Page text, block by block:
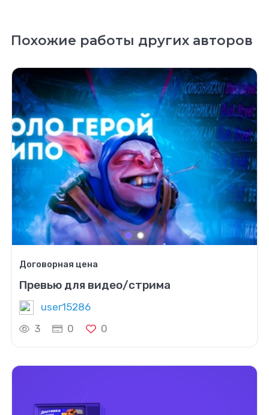
Похожие работы других авторов
Договорная цена
Превью для видео/стрима
user15286
3
0 0